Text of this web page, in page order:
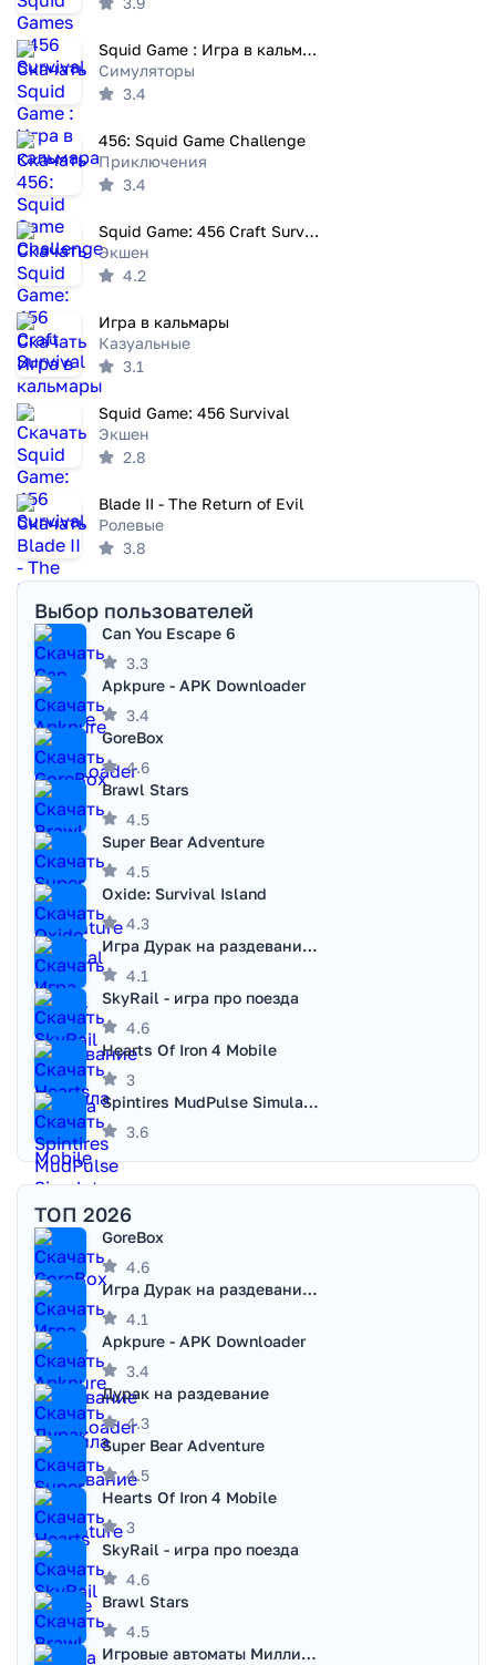
Squid Game : Игра в кальмара
Симуляторы
3.4
456: Squid Game Challenge
Приключения
3.4
Squid Game: 456 Craft Survival
Экшен
4.2
Игра в кальмары
Казуальные
3.1
Squid Game: 456 Survival
Экшен
2.8
Blade II - The Return of Evil
Ролевые
3.8
Выбор пользователей
Can You Escape 6
3.3
Apkpure - APK Downloader
3.4
GoreBox
4.6
Brawl Stars
4.5
Super Bear Adventure
4.5
Oxide: Survival Island
4.3
Игра Дурак на раздевание - Правила игры
4.1
SkyRail - игра про поезда
4.6
Hearts Of Iron 4 Mobile
3
Spintires MudPulse Simulator
3.6
ТОП 2026
GoreBox
4.6
Игра Дурак на раздевание - Правила игры
4.1
Apkpure - APK Downloader
3.4
Дурак на раздевание
4.3
Super Bear Adventure
4.5
Hearts Of Iron 4 Mobile
3
SkyRail - игра про поезда
4.6
Brawl Stars
4.5
Игровые автоматы Миллионер